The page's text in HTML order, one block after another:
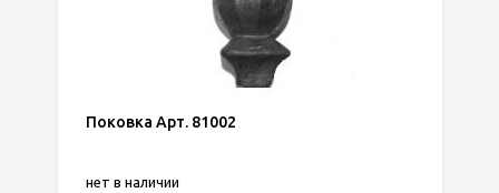
Поковка Арт. 81002
нет в наличии